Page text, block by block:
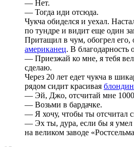
— Нет.
— Тогда иди отсюда.
Чукча обиделся и уехал.
по тундре и видит еще один
Притащил в чум, обогрел его,
американец. В благодарность
— Приезжай ко мне, я тебя
сделаю.
Через 20 лет едет чукча в
рядом сидит красивая
— Эй, Джо, отсчитай мне
— Возьми в бардачке.
— Я хочу, чтобы ты отсчитал
— Эх ты, дура, если бы я умел
на великом заводе